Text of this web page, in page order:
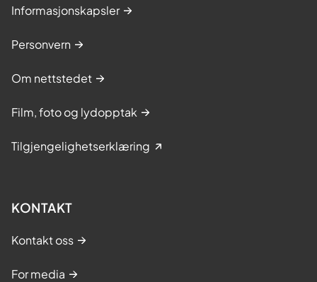
Informasjonskapsler
Personvern
Om nettstedet
Film, foto og lydopptak
Tilgjengelighetserklæring
KONTAKT
Kontakt oss
For media